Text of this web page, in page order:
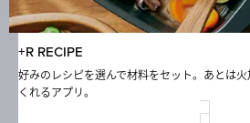
+R RECIPE
好みのレシピを選んで材料をセット。あとは
くれるアプリ。